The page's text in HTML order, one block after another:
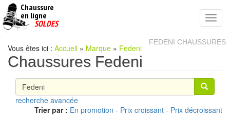
Chaussure
en ligne
pas
SOLDES
FEDENI CHAUSSURES
Vous êtes ici : Accueil » Marque » Fedeni
Chaussures Fedeni
recherche avancée
Trier par : En promotion - Prix croissant - Prix décroissant